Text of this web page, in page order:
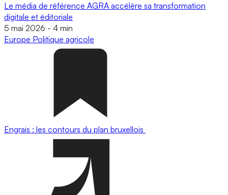
Le média de référence AGRA accélère sa transformation
digitale et éditoriale
5 mai 2026 - 4 min
Europe Politique agricole
Engrais : les contours du plan bruxellois